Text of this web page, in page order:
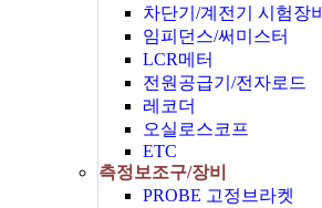
차단기/계전기 시험장비
임피던스/써미스터
LCR메터
전원공급기/전자로드
레코더
오실로스코프
ETC
측정보조구/장비
PROBE 고정브라켓